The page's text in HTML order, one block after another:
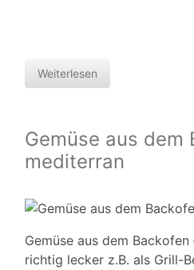
Weiterlesen
Gemüse aus dem
mediterran
Gemüse aus dem
richtig lecker z.B. als Grill-